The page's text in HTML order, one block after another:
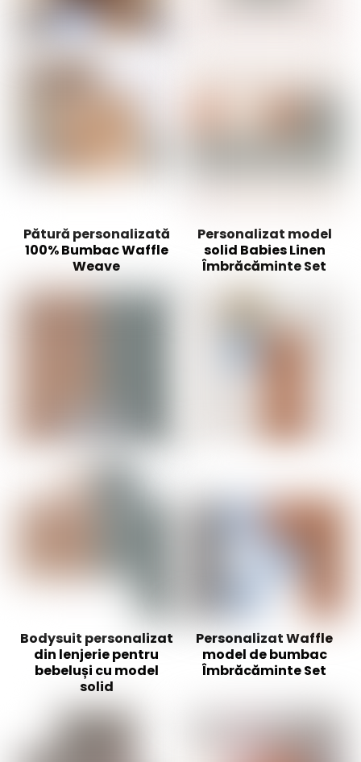
Pătură personalizată
100% Bumbac Waffle
Weave
Personalizat model
solid Babies Linen
Îmbrăcăminte Set
Bodysuit personalizat
din lenjerie pentru
bebeluși cu model
solid
Personalizat Waffle
model de bumbac
Îmbrăcăminte Set